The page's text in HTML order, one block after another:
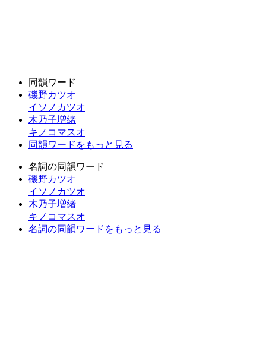
同韻ワード
磯野カツオ
イソノカツオ
木乃子増緒
キノコマスオ
同韻ワードをもっと見る
名詞の同韻ワード
磯野カツオ
イソノカツオ
木乃子増緒
キノコマスオ
名詞の同韻ワードをもっと見る